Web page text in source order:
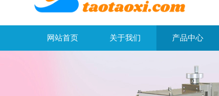
网站首页 关于我们 产品中心